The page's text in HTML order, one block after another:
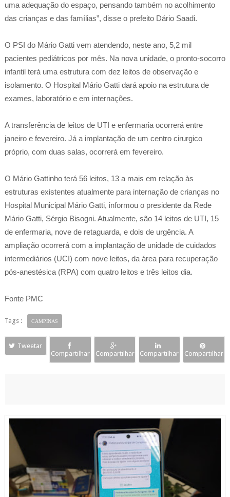
uma adequação do espaço, pensando também no acolhimento
das crianças e das famílias”, disse o prefeito Dário Saadi.
O PSI do Mário Gatti vem atendendo, neste ano, 5,2 mil
pacientes pediátricos por mês. Na nova unidade, o pronto-socorro
infantil terá uma estrutura com dez leitos de observação e
isolamento. O Hospital Mário Gatti dará apoio na estrutura de
exames, laboratório e em internações.
A transferência de leitos de UTI e enfermaria ocorrerá entre
janeiro e fevereiro. Já a implantação de um centro cirurgico
próprio, com duas salas, ocorrerá em fevereiro.
O Mário Gattinho terá 56 leitos, 13 a mais em relação às
estruturas existentes atualmente para internação de crianças no
Hospital Municipal Mário Gatti, informou o presidente da Rede
Mário Gatti, Sérgio Bisogni. Atualmente, são 14 leitos de UTI, 15
de enfermaria, nove de retaguarda, e dois de urgência. A
ampliação ocorrerá com a implantação de unidade de cuidados
intermediários (UCI) com nove leitos, da área para recuperação
pós-anestésica (RPA) com quatro leitos e três leitos dia.
Fonte PMC
Tags : CAMPINAS
Tweetar
Compartilhar
Compartilhar Compartilhar Compartilhar